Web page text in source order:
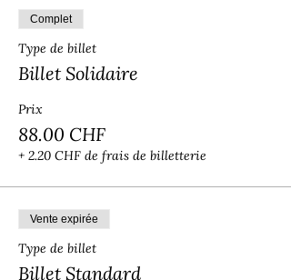
Complet
Type de billet
Billet Solidaire
Prix
88.00 CHF
+ 2.20 CHF de frais de billetterie
Vente expirée
Type de billet
Billet Standard